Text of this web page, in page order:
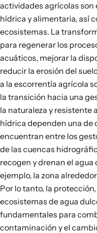
actividades agrícolas son
hídrica y alimentaria, así
ecosistemas. La
para regenerar los
acuáticos, mejorar la
reducir la erosión del
a la escorrentía agrícola
la transición hacia una
la naturaleza y resistente
hídrica dependen una de
encuentran entre los
de las cuencas
recogen y drenan el agua
ejemplo, la zona
Por lo tanto, la
ecosistemas de agua
fundamentales para
contaminación y el